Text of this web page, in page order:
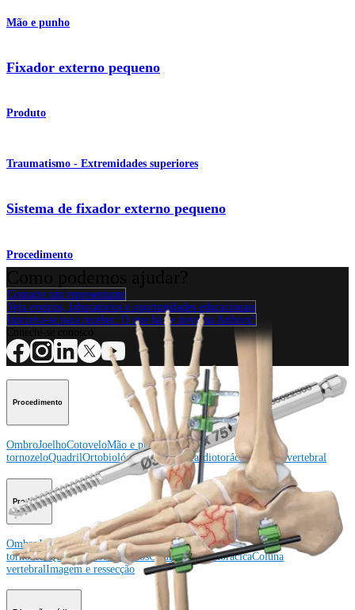
Mão e punho
Fixador externo pequeno
Produto
Traumatismo - Extremidades superiores
Sistema de fixador externo pequeno
Procedimento
Contacte um representante
Veja eventos, laboratórios e oportunidades educacionais
Inscreva-se para receber: O que há de novo na Arthrex?
Procedimento
OmbroJoelhoCotoveloMão e punhoPé e
tornozeloQuadrilOrtobiológicosCirurgia cardiotorácicaColuna vertebral
Producto
OmbroJoelhoCotoveloMão e punhoPé e
tornozeloQuadrilOrtobiológicosCirurgia cardiotorácicaColuna
vertebralImagem e ressecção